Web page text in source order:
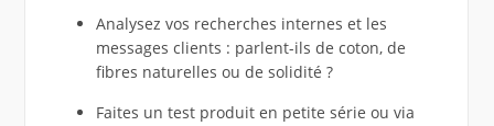
Analysez vos recherches internes et les
messages clients : parlent-ils de coton, de
fibres naturelles ou de solidité ?
Faites un test produit en petite série ou via